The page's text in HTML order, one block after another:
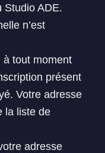
Studio ADE.
n’est
à tout moment
présent
Votre adresse
la liste de
adresse